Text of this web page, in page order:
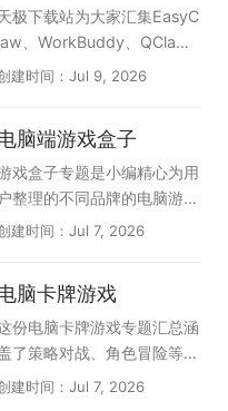
硬件驱动与系统报错等棘手
题。这套工具合集以轻巧实
覆盖了从日常办公到系统维护
软件，莫停之这套合集就能
助电脑保持稳定流畅的状
态，是非常值得常备的电脑工
安全防护工具，以轻巧不卡
、防御能力出色而备受好
评，能有效拦截木马病毒和流
架应用均经过严格检测，杜
捆绑和恶意插件；《火绒强
力卸载》则专为清理顽固软件
设计，能够深度扫描并彻底删
除残留文件和注册表，释放磁
职，从安全守护到软件管
，形成了一套完整的电脑维
方案。火绒安全软件还具备
能，全方位守护电脑安全。如
极下载站为大家汇集EasyC
、WorkBuddy、QCla
w、LobsterAI有道龙虾、36
主流龙虾工具，为您提供全
的OpenClaw软件选择参
考，助力高效AI办公自动化。
特别是腾讯和360都已上线龙
赶紧下载体验吧。
建时间：Jul 9, 2026
脑端游戏盒子
戏盒子专题是小编精心为用
户整理的不同品牌的电脑游戏
盒子软件，它们是51游戏盒
戏盒子、多玩我的世界盒子
等；游戏盒子可以理解为游
工具或游戏助手，它可以将
好玩的小游戏、页游、网游汇
建时间：Jul 7, 2026
脑卡牌游戏
份电脑卡牌游戏专题汇总涵
了策略对战、角色冒险等多
种玩法，天极软件专员为卡牌
建时间：Jul 7, 2026